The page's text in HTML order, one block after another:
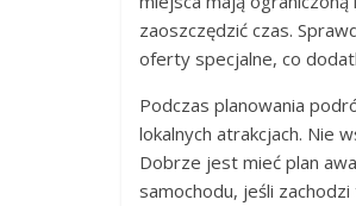
zaoszczędzić czas.
oferty specjalne, co
Podczas planowania
lokalnych atrakcjach. Nie
Dobrze jest mieć plan
samochodu, jeśli